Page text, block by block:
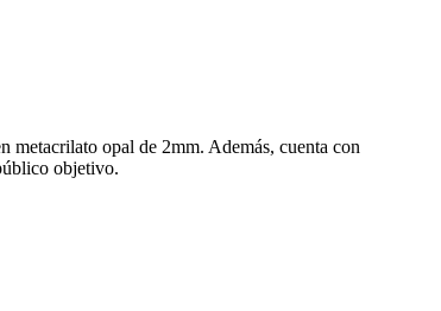
metacrilato opal de 2mm. Además, cuenta con
objetivo.